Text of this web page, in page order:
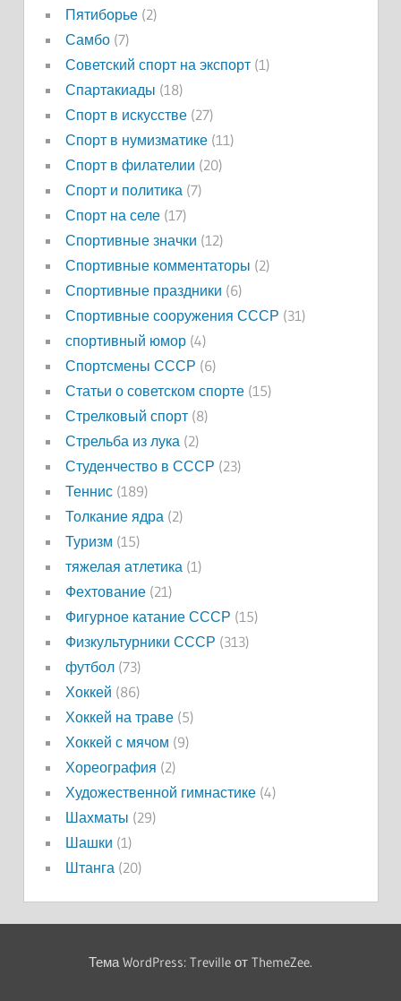
Пятиборье(2)
Самбо(7)
Советский спорт на экспорт(1)
Спартакиады (18)
Спорт в искусстве(27)
Спорт в нумизматике(11)
Спорт в филателии (20)
Спорт и политика(7)
Спорт на селе(17)
Спортивные значки (12)
Спортивные комментаторы (2)
Спортивные праздники (6)
Спортивные сооружения СССР (31)
спортивный юмор(4)
Спортсмены СССР (6)
Статьи о советском спорте(15)
Стрелковый спорт(8)
Стрельба из лука(2)
Студенчество в СССР (23)
Теннис(189)
Толкание ядра(2)
Туризм (15)
тяжелая атлетика(1)
Фехтование(21)
Фигурное катание СССР (15)
Физкультурники СССР (313)
футбол(73)
Хоккей (86)
Хоккей на траве(5)
Хоккей с мячом (9)
Хореография (2)
Художественной гимнастике(4)
Шахматы (29)
Шашки (1)
Штанга(20)
Тема WordPress: Treville от ThemeZee.